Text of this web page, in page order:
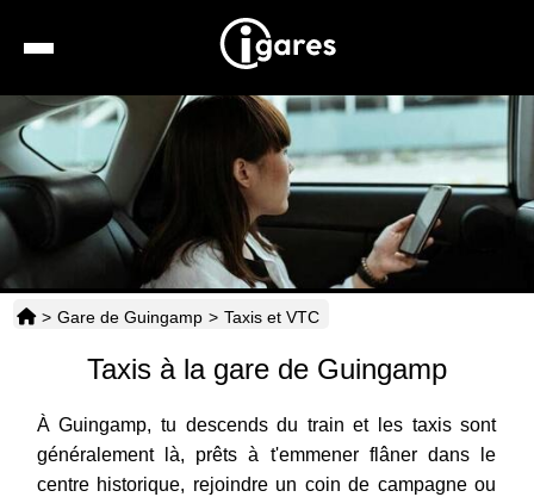
Recherche
Location de voiture
Hôtels
Taxis
> Gare de Guingamp > Taxis et VTC
Taxis à la gare de Guingamp
À Guingamp, tu descends du train et les taxis sont
généralement là, prêts à t'emmener flâner dans le
centre historique, rejoindre un coin de campagne ou